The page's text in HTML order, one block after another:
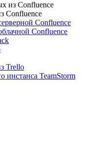
из Confluence
Confluence
Confluence
Confluence
Trello
инстанса TeamStorm